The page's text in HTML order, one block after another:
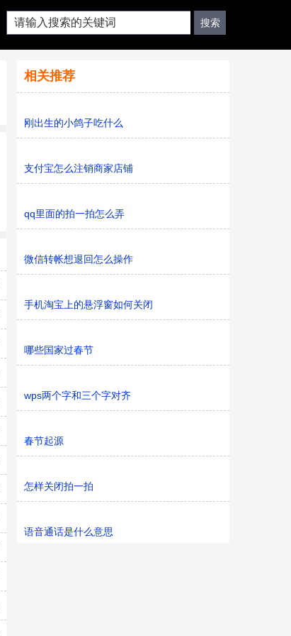
相关推荐
刚出生的小鸽子吃什么
支付宝怎么注销商家店铺
qq里面的拍一拍怎么弄
微信转帐想退回怎么操作
手机淘宝上的悬浮窗如何关闭
哪些国家过春节
wps两个字和三个字对齐
春节起源
怎样关闭拍一拍
语音通话是什么意思